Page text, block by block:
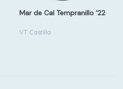
Mar de Cal Tempranillo '22
VT Castilla